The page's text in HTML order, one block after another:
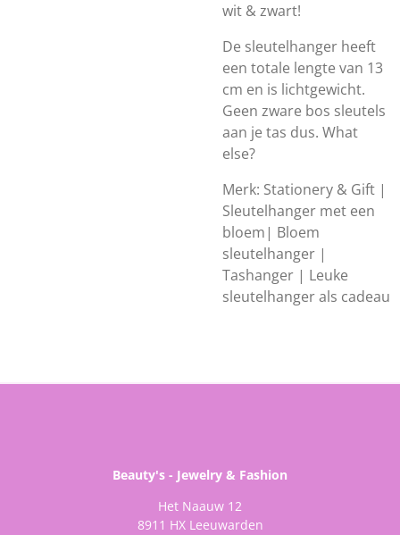
wit & zwart!
De sleutelhanger heeft
een totale lengte van 13
cm en is lichtgewicht.
Geen zware bos sleutels
aan je tas dus. What
else?
Merk: Stationery & Gift |
Sleutelhanger met een
bloem| Bloem
sleutelhanger |
Tashanger | Leuke
sleutelhanger als cadeau
Beauty's - Jewelry & Fashion
Het Naauw 12
8911 HX Leeuwarden